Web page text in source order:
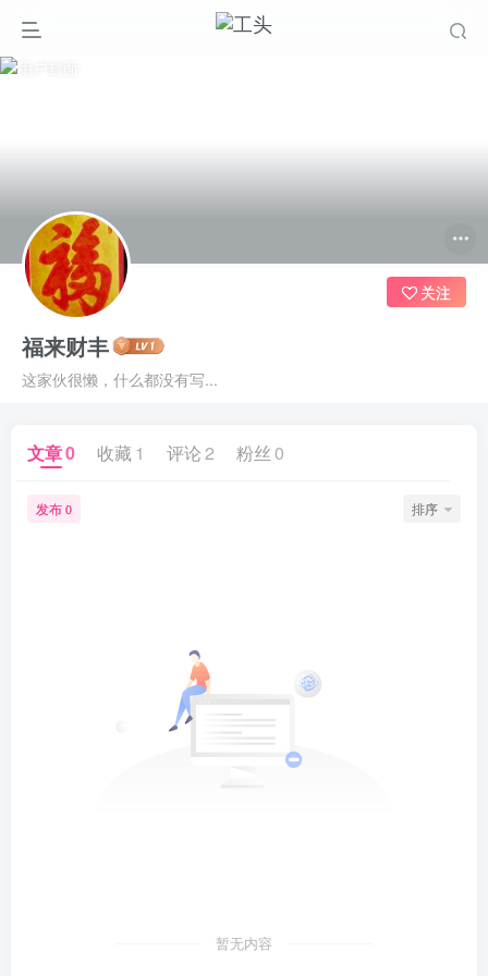
福来财丰
这家伙很懒，什么都没有写...
关注
文章0 收藏 1 评论 2 粉丝 0
发布 0 排序
暂无内容